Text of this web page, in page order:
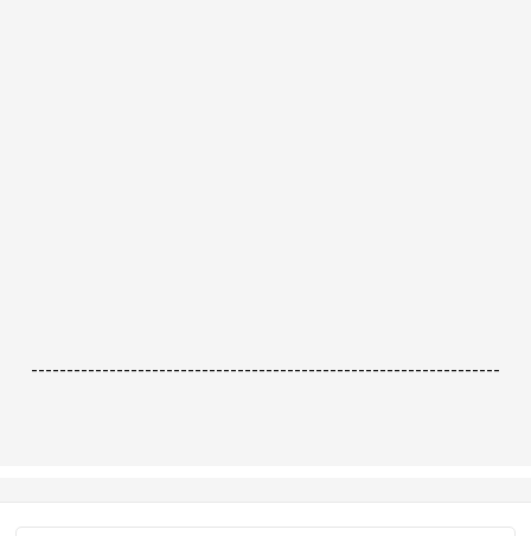
------------------------------------------------------------------